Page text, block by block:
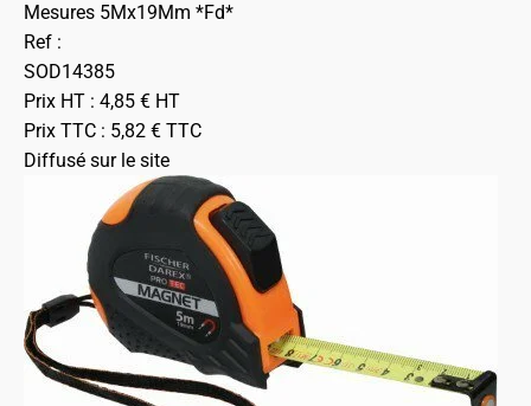
Mesures 5Mx19Mm *Fd*
Ref :
SOD14385
Prix HT : 4,85 € HT
Prix TTC : 5,82 € TTC
Diffusé sur le site